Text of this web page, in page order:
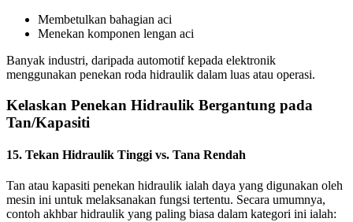
Membetulkan bahagian aci
Menekan komponen lengan aci
Banyak industri, daripada automotif kepada elektronik
menggunakan penekan roda hidraulik dalam luas atau operasi.
Kelaskan Penekan Hidraulik Bergantung pada
Tan/Kapasiti
15. Tekan Hidraulik Tinggi vs. Tana Rendah
Tan atau kapasiti penekan hidraulik ialah daya yang digunakan oleh
mesin ini untuk melaksanakan fungsi tertentu. Secara umumnya,
contoh akhbar hidraulik yang paling biasa dalam kategori ini ialah: